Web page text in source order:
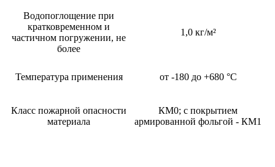
Водопоглощение при
кратковременном и
частичном погружении, не
более
1,0 кг/м²
Температура применения от -180 до +680 °С
Класс пожарной опасности
материала
КМ0; с покрытием
армированной фольгой - КМ1